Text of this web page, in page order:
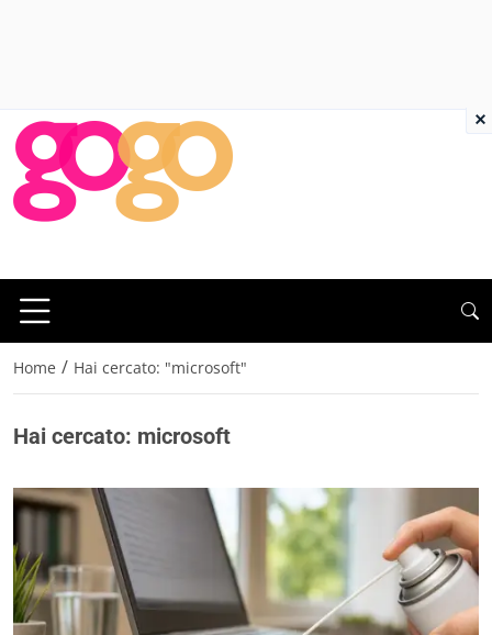
Home / Hai cercato: "microsoft"
Hai cercato: microsoft
×